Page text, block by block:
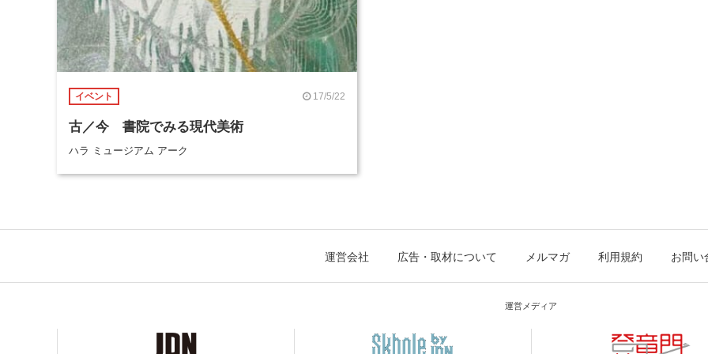
イベント 17/5/22
古／今 書院でみる現代美術
ハラ ミュージアム アーク
運営会社 広告・取材について メルマガ 利用規約 お問い
運営メディア